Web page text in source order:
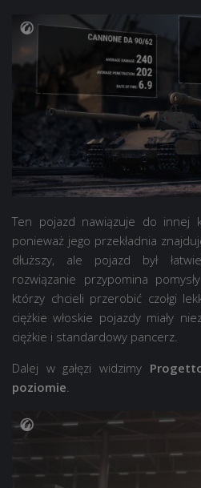
Ten pojazd nawiązuje do innej
ponieważ jego przekładnia
dłuższy, ale pojazd był
rozwiązanie przypomina
którzy chcieli przerobić czołgi
ciężkie włoskie pojazdy miały
ciężkie i standardowy pancerz.
Dalej w gałęzi widzimy
poziomie.